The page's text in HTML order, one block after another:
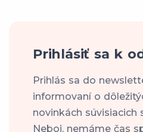
Prihlásiť sa k
Prihlás sa do
informovaní o
novinkách súvisiacich
Neboj, nemáme čas